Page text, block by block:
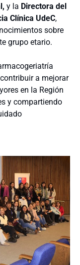
y la Directora del
Clínica UdeC,
sobre
grupo etario.
a mejorar
en la Región
y compartiendo